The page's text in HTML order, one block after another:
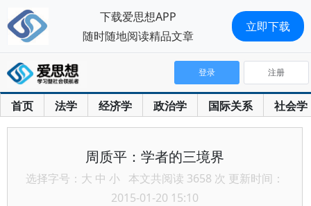
首页 法学 经济学 政治学 国际关系 社会学
登录 注册
周质平：学者的三境界
选择字号： 大 中 小 本文共阅读 3658 次 更新时间：
2015-01-20 15:10
下载爱思想APP
随时随地阅读精品文章
立即下载